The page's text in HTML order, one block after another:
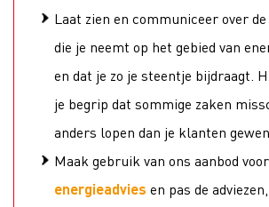
Laat zien en communiceer over
die je neemt op het gebied van
en dat je zo je steentje bijdraagt.
je begrip dat sommige zaken
anders lopen dan je klanten
Maak gebruik van ons aanbod voor
energieadvies en pas de